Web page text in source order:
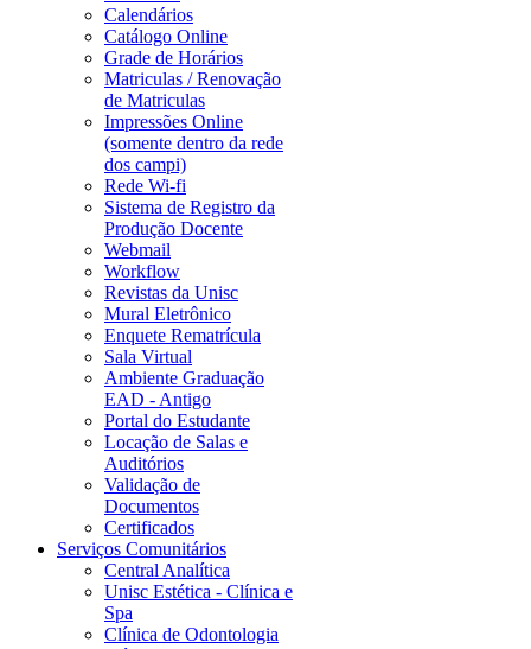
Calendários
Catálogo Online
Grade de Horários
Matriculas / Renovação
de Matriculas
Impressões Online
(somente dentro da rede
dos campi)
Rede Wi-fi
Sistema de Registro da
Produção Docente
Webmail
Workflow
Revistas da Unisc
Mural Eletrônico
Enquete Rematrícula
Sala Virtual
Ambiente Graduação
EAD - Antigo
Portal do Estudante
Locação de Salas e
Auditórios
Validação de
Documentos
Certificados
Serviços Comunitários
Central Analítica
Unisc Estética - Clínica e
Spa
Clínica de Odontologia